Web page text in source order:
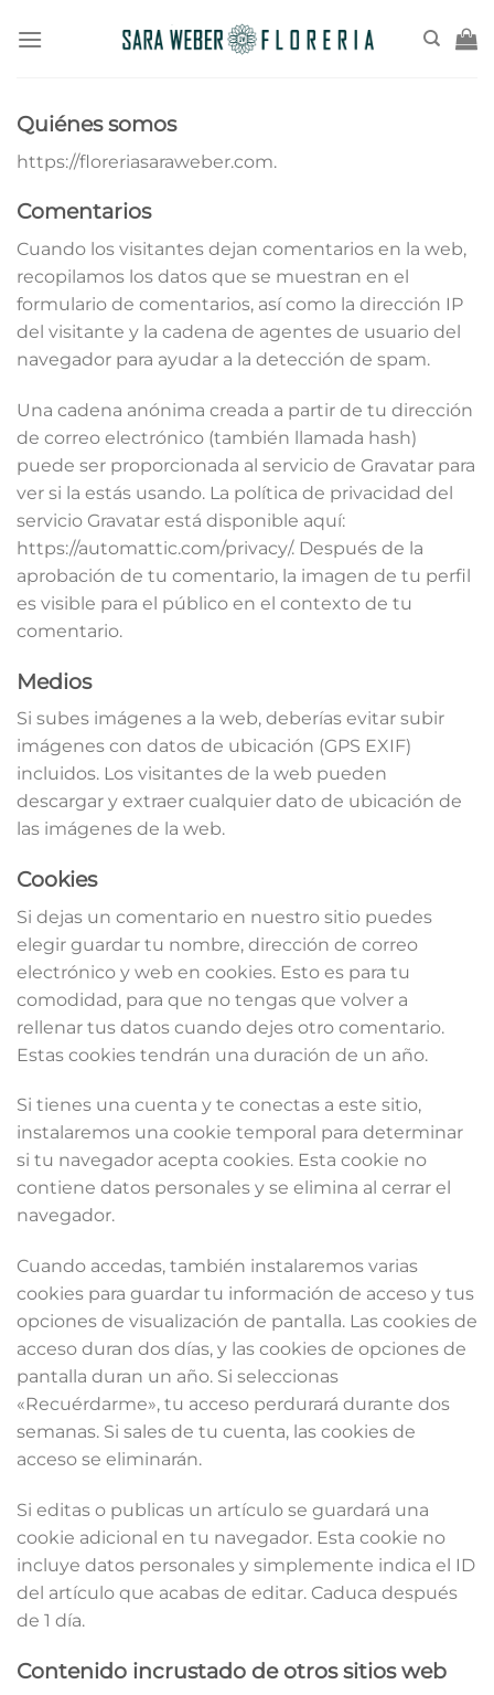
Quiénes somos
https://floreriasaraweber.com.
Comentarios
Cuando los visitantes dejan comentarios en la web,
recopilamos los datos que se muestran en el
formulario de comentarios, así como la dirección IP
del visitante y la cadena de agentes de usuario del
navegador para ayudar a la detección de spam.
Una cadena anónima creada a partir de tu dirección
de correo electrónico (también llamada hash)
puede ser proporcionada al servicio de Gravatar para
ver si la estás usando. La política de privacidad del
servicio Gravatar está disponible aquí:
https://automattic.com/privacy/. Después de la
aprobación de tu comentario, la imagen de tu perfil
es visible para el público en el contexto de tu
comentario.
Medios
Si subes imágenes a la web, deberías evitar subir
imágenes con datos de ubicación (GPS EXIF)
incluidos. Los visitantes de la web pueden
descargar y extraer cualquier dato de ubicación de
las imágenes de la web.
Cookies
Si dejas un comentario en nuestro sitio puedes
elegir guardar tu nombre, dirección de correo
electrónico y web en cookies. Esto es para tu
comodidad, para que no tengas que volver a
rellenar tus datos cuando dejes otro comentario.
Estas cookies tendrán una duración de un año.
Si tienes una cuenta y te conectas a este sitio,
instalaremos una cookie temporal para determinar
si tu navegador acepta cookies. Esta cookie no
contiene datos personales y se elimina al cerrar el
navegador.
Cuando accedas, también instalaremos varias
cookies para guardar tu información de acceso y tus
opciones de visualización de pantalla. Las cookies de
acceso duran dos días, y las cookies de opciones de
pantalla duran un año. Si seleccionas
«Recuérdarme», tu acceso perdurará durante dos
semanas. Si sales de tu cuenta, las cookies de
acceso se eliminarán.
Si editas o publicas un artículo se guardará una
cookie adicional en tu navegador. Esta cookie no
incluye datos personales y simplemente indica el ID
del artículo que acabas de editar. Caduca después
de 1 día.
Contenido incrustado de otros sitios web